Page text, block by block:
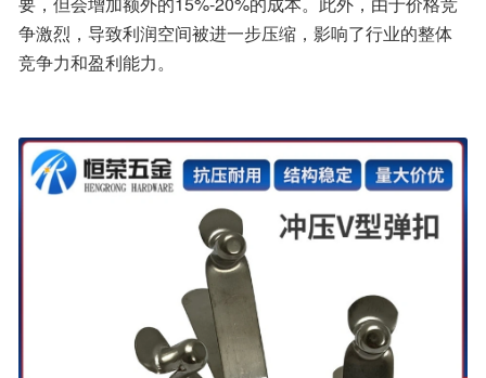
争激烈，导致利润空间被进一步压缩，影响了行业的整体
竞争力和盈利能力。